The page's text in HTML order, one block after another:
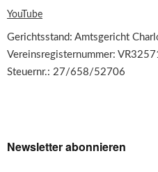
YouTube
Gerichtsstand: Amtsgericht
Vereinsregisternummer:
Steuernr.: 27/658/52706
Newsletter abonnieren